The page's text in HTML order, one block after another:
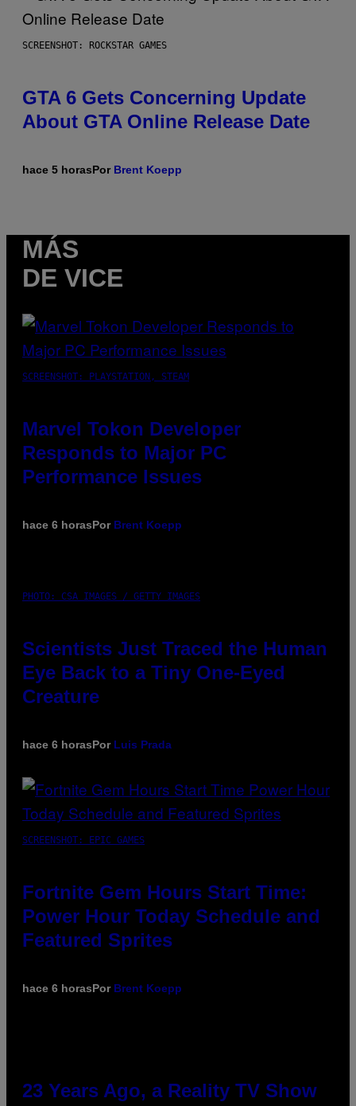
SCREENSHOT: ROCKSTAR GAMES
GTA 6 Gets Concerning Update
About GTA Online Release Date
hace 5 horasPor Brent Koepp
MÁS
DE VICE
SCREENSHOT: PLAYSTATION, STEAM
Marvel Tokon Developer
Responds to Major PC
Performance Issues
hace 6 horasPor Brent Koepp
PHOTO: CSA IMAGES / GETTY IMAGES
Scientists Just Traced the Human
Eye Back to a Tiny One-Eyed
Creature
hace 6 horasPor Luis Prada
SCREENSHOT: EPIC GAMES
Fortnite Gem Hours Start Time:
Power Hour Today Schedule and
Featured Sprites
hace 6 horasPor Brent Koepp
23 Years Ago, a Reality TV Show